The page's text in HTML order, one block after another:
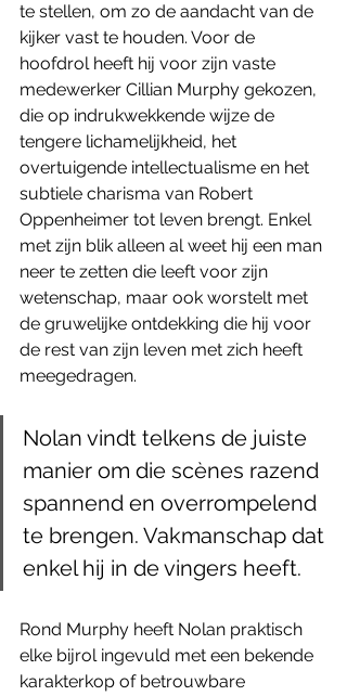
te stellen, om zo de aandacht van de
kijker vast te houden. Voor de
hoofdrol heeft hij voor zijn vaste
medewerker Cillian Murphy gekozen,
die op indrukwekkende wijze de
tengere lichamelijkheid, het
overtuigende intellectualisme en het
subtiele charisma van Robert
Oppenheimer tot leven brengt. Enkel
met zijn blik alleen al weet hij een man
neer te zetten die leeft voor zijn
wetenschap, maar ook worstelt met
de gruwelijke ontdekking die hij voor
de rest van zijn leven met zich heeft
meegedragen.
Nolan vindt telkens de juiste
manier om die scènes razend
spannend en overrompelend
te brengen. Vakmanschap dat
enkel hij in de vingers heeft.
Rond Murphy heeft Nolan praktisch
elke bijrol ingevuld met een bekende
karakterkop of betrouwbare